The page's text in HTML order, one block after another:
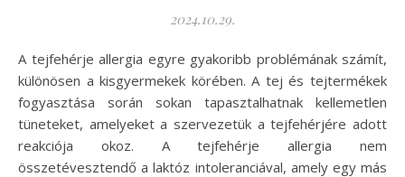
2024.10.29.
A tejfehérje allergia egyre gyakoribb problémának számít,
különösen a kisgyermekek körében. A tej és tejtermékek
fogyasztása során sokan tapasztalhatnak kellemetlen
tüneteket, amelyeket a szervezetük a tejfehérjére adott
reakciója okoz. A tejfehérje allergia nem
összetévesztendő a laktóz intoleranciával, amely egy más